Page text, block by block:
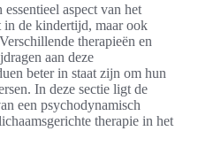
aspect van het
in de kindertijd, maar ook
therapieën en
aan deze
beter in staat zijn om hun
In deze sectie ligt de
een psychodynamisch
therapie in het